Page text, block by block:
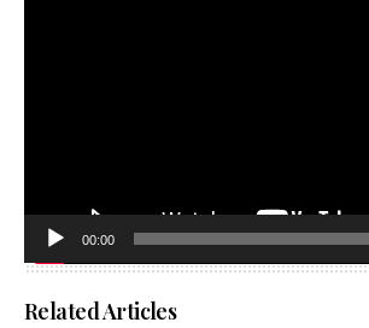
00:00
Related Articles